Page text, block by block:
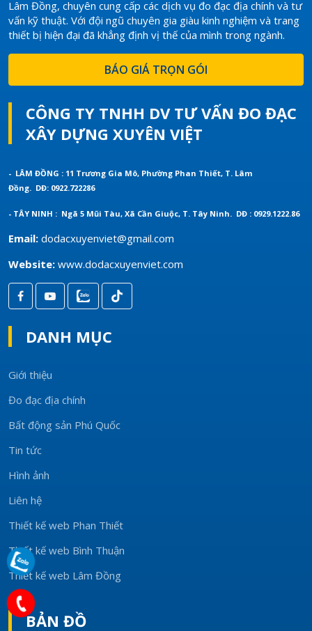
Lâm Đồng, chuyên cung cấp các dịch vụ đo đạc địa chính và tư
vấn kỹ thuật. Với đội ngũ chuyên gia giàu kinh nghiệm và trang
thiết bị hiện đại đã khẳng định vị thế của mình trong ngành.
BÁO GIÁ TRỌN GÓI
CÔNG TY TNHH DV TƯ VẤN ĐO ĐẠC
XÂY DỰNG XUYÊN VIỆT
- LÂM ĐỒNG : 11 Trương Gia Mô, Phường Phan Thiết, T. Lâm
Đồng. DĐ: 0922.722286
- TÂY NINH : Ngã 5 Mũi Tàu, Xã Cần Giuộc, T. Tây Ninh. DĐ : 0929.1222.86
Email: dodacxuyenviet@gmail.com
Website: www.dodacxuyenviet.com
DANH MỤC
Giới thiệu
Đo đạc địa chính
Bất động sản Phú Quốc
Tin tức
Hình ảnh
Liên hệ
Thiết kế web Phan Thiết
Thiết kế web Bình Thuận
Thiết kế web Lâm Đồng
BẢN ĐỒ